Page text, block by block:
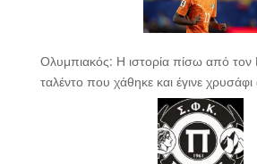
Ολυμπιακός: Η ιστορία πίσω από τον
ταλέντο που χάθηκε και έγινε